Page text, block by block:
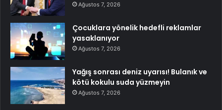
Ağustos 7, 2026
Çocuklara yönelik hedefli reklamlar
yasaklanıyor
Ağustos 7, 2026
Yağış sonrası deniz uyarısı! Bulanık ve
kötü kokulu suda yüzmeyin
Ağustos 7, 2026